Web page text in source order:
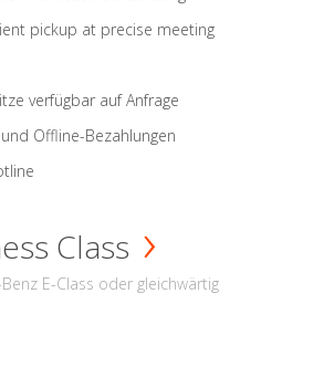
pickup at precise meeting
verfügbar auf Anfrage
Offline-Bezahlungen
Class
E-Class oder gleichwärtig